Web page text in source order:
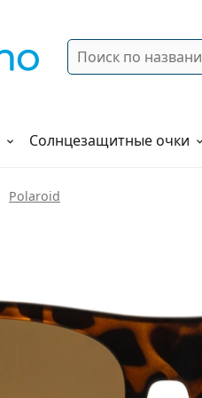
Поиск
Солнцезащитные очки
Polaroid